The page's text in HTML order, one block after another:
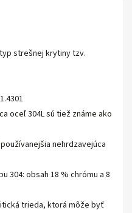
strešnej krytiny tzv.
oceľ 304L sú tiež známe ako
nehrdzavejúca
304: obsah 18 % chrómu a 8
trieda, ktorá môže byť